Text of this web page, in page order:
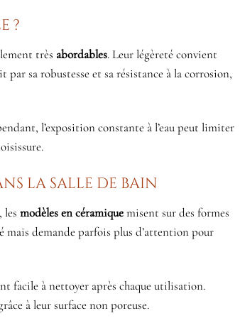
?
très abordables. Leur légèreté convient
par sa robustesse et sa résistance à la corrosion,
l’exposition constante à l’eau peut limiter
la salle de bain
les modèles en céramiquemisent sur des formes
mais demande parfois plus d’attention pour
facile à nettoyer après chaque utilisation.
à leur surface non poreuse.